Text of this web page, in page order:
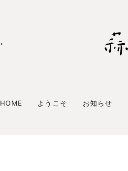
HOME ようこそ お知らせ